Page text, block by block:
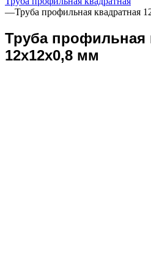
—Труба профильная квадратная
Труба профильная
12х12х0,8 мм